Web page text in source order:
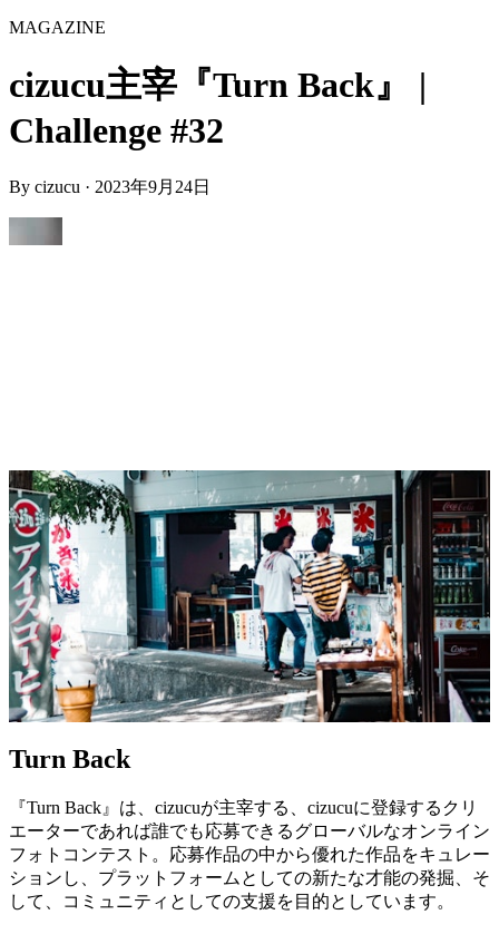
MAGAZINE
cizucu主宰『Turn Back』 |
Challenge #32
By cizucu · 2023年9月24日
Turn Back
『Turn Back』は、cizucuが主宰する、cizucuに登録するクリ
エーターであれば誰でも応募できるグローバルなオンライン
フォトコンテスト。応募作品の中から優れた作品をキュレー
ションし、プラットフォームとしての新たな才能の発掘、そ
して、コミュニティとしての支援を目的としています。